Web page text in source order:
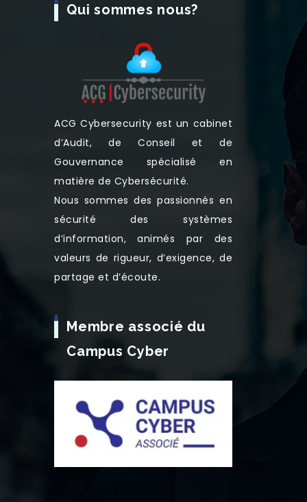
Qui sommes nous?
ACG Cybersecurity est un cabinet
d’Audit, de Conseil et de
Gouvernance spécialisé en
matière de Cybersécurité.
Nous sommes des passionnés en
sécurité des systèmes
d’information, animés par des
valeurs de rigueur, d’exigence, de
partage et d’écoute.
Membre associé du
Campus Cyber